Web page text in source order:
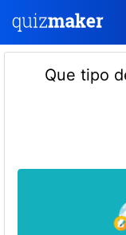
Que tipo